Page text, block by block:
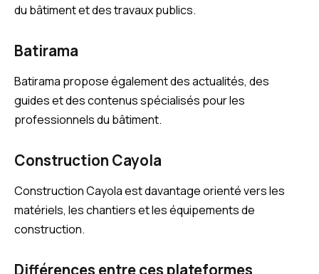
du bâtiment et des travaux publics.
Batirama
Batirama propose également des actualités, des
guides et des contenus spécialisés pour les
professionnels du bâtiment.
Construction Cayola
Construction Cayola est davantage orienté vers les
matériels, les chantiers et les équipements de
construction.
Différences entre ces plateformes